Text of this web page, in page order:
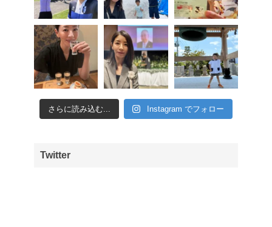
さらに読み込む... Instagram でフォロー
Twitter